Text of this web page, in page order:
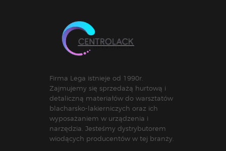
Firma Lega istnieje od 1990r.
Zajmujemy się sprzedażą hurtową i
detaliczną materiałów do warsztatów
blacharsko-lakierniczych oraz ich
wyposażaniem w urządzenia i
narzędzia. Jesteśmy dystrybutorem
wiodących producentów w tej branży.